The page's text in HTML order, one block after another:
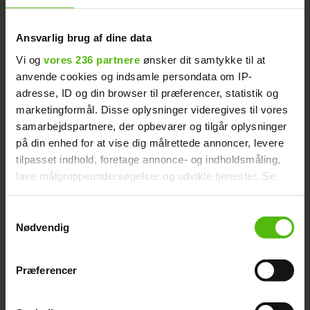
Ansvarlig brug af dine data
Vi og vores 236 partnere ønsker dit samtykke til at
anvende cookies og indsamle persondata om IP-
adresse, ID og din browser til præferencer, statistik og
marketingformål. Disse oplysninger videregives til vores
samarbejdspartnere, der opbevarer og tilgår oplysninger
på din enhed for at vise dig målrettede annoncer, levere
tilpasset indhold, foretage annonce- og indholdsmåling,
lave målgruppeundersøgelser og udvikle tjenester. Se
tilbage eller ændre indstillinger fra vores
"Cookiedeklaration", eller ved at trykke på "Privacy
Nødvendig
Præferencer
'Paradise'-Cecilie afslører
kønnet på sin baby
Cecilie Toth
Ude af 'Paradise': Ærgerligt,
man ikke ser det på tv